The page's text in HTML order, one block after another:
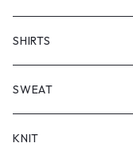
SHORT SLEEVE
LONG SLEEVE
SHIRTS
SHORT SLEEVE
LONG SLEEVE
SWEAT
KNIT